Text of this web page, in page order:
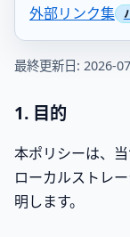
外部リンク集
最終更新日: 2026-
1. 目的
本ポリシーは、
ローカルストレ
明します。